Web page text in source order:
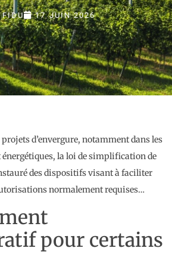
17 JUIN 2026
d’envergure, notamment dans les
la loi de simplification de
des dispositifs visant à faciliter
normalement requises…
pour certains